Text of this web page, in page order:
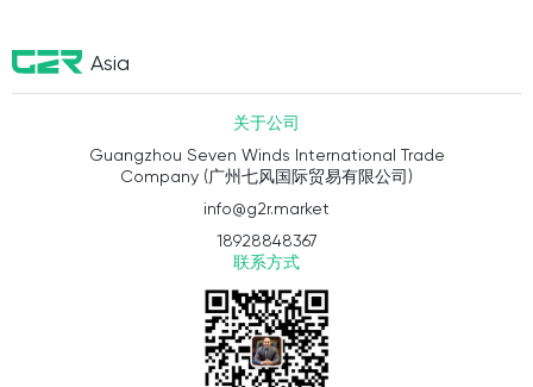
Asia
关于公司
Guangzhou Seven Winds International Trade
Company (广州七风国际贸易有限公司)
info@g2r.market
18928848367
联系方式